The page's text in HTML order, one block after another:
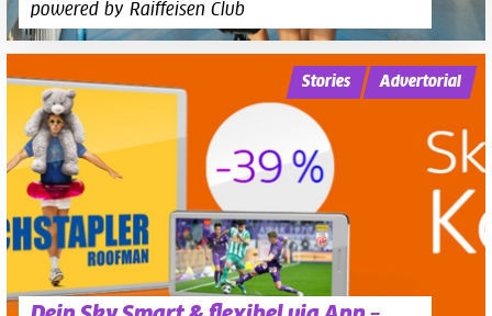
powered by Raiffeisen Club
Stories Advertorial